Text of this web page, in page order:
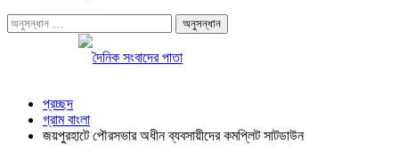
প্রচ্ছদ
গ্রাম বাংলা
জয়পুরহাটে পৌরসভার অধীন ব্যবসায়ীদের কমপ্লিট সাটডাউন